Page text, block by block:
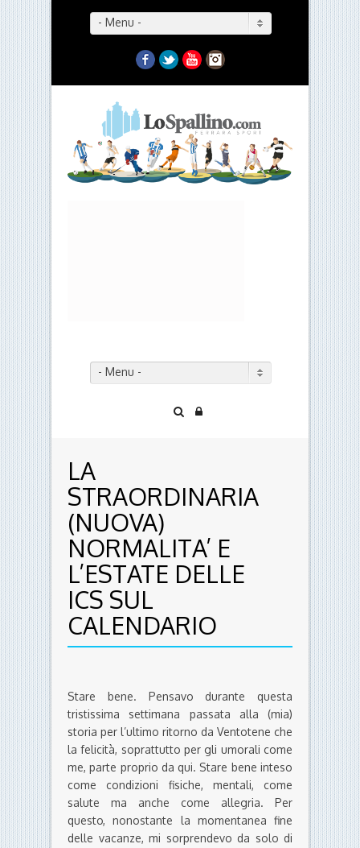
- Menu -
Facebook
TwitterYouTubeInstagram
- Menu -
LA
STRAORDINARIA
(NUOVA)
NORMALITA’ E
L’ESTATE DELLE
ICS SUL
CALENDARIO
Stare bene. Pensavo durante questa
tristissima settimana passata alla (mia)
storia per l’ultimo ritorno da Ventotene che
la felicità, soprattutto per gli umorali come
me, parte proprio da qui. Stare bene inteso
come condizioni fisiche, mentali, come
salute ma anche come allegria. Per
questo, nonostante la momentanea fine
delle vacanze, mi sorprendevo da solo di